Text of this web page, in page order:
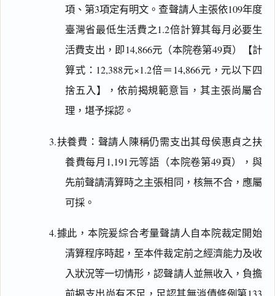
項、第3項定有明文。查聲請人主張依109年度
臺灣省最低生活費之1.2倍計算其每月必要生
活費支出，即14,866元（本院卷第49頁）【計
算式：12,388元×1.2倍＝14,866元，元以下四
捨五入】，依前揭規範意旨，其主張尚屬合
理，堪予採認。
3.扶養費：聲請人陳稱仍需支出其母侯惠貞之扶
養費每月1,191元等語（本院卷第49頁），與
先前聲請清算時之主張相同，核無不合，應屬
可採。
4.據此，本院爰綜合考量聲請人自本院裁定開始
清算程序時起，至本件裁定前之經濟能力及收
入狀況等一切情形，認聲請人並無收入，負擔